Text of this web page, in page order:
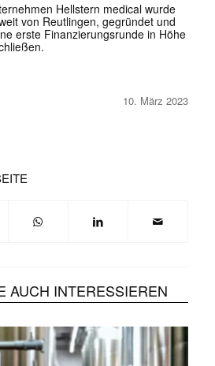
Hellstern medical wurde
von Reutlingen, gegründet und
erste Finanzierungsrunde in Höhe
10. März 2023
AUCH INTERESSIEREN